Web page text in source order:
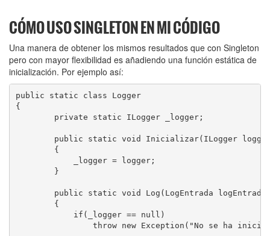
CÓMO USO SINGLETON EN MI CÓDIGO
Una manera de obtener los mismos resultados que con Singleton
pero con mayor flexibilidad es añadiendo una función estática de
inicialización. Por ejemplo así:
public static class Logger
{
        private static ILogger _logger;
public static void Inicializar(ILogger
        {
            _logger = logger;
        }
public static void Log(LogEntrada
        {
            if(_logger == null)
throw new Exception("No se ha